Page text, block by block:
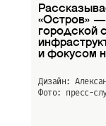
«Остров»
городской
и фокусом
Дизайн:
Фото: пресс-